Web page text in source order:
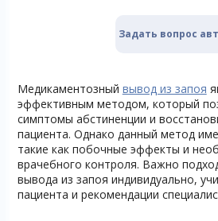
Задать вопрос
Медикаментозный вывод из запоя
эффективным методом, который
симптомы абстиненции и
пациента. Однако данный метод
такие как побочные эффекты и
врачебного контроля. Важно
вывода из запоя индивидуально,
пациента и рекомендации